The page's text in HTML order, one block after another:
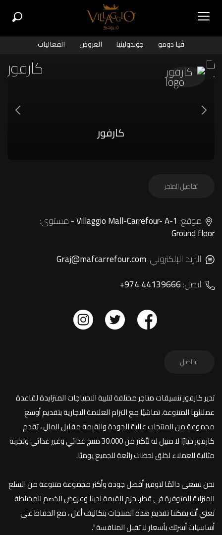
ڤيا دومو جوندولينيا العروض الفعاليات
كارفور
تفاصيل المتجر
موقع: مستوى:
Ground floor
البريد الإلكتروني:Graj@mafcarrefour.com
اتصل:+974 44139666
تفاصيل
تدير كارفور تنسيقات متاجر مختلفة لتلبية الاحتياجات المتزايدة لقاعدة
عملائها المتنوعة. تماشيًا مع التزام العلامة التجارية بتقديم أوسع
مجموعة من المنتجات عالية الجودة والقيمة مقابل المال ، تقدم
كارفور خيارًا لا مثيل له لأكثر من 30.000 منتج غذائي وغير غذائي وتجربة
مثالية للعملاء لخلق لحظات رائعة للجميع يوميًا.
نحن نسعى دائمًا لتوفير أفضل جودة وأكثر مجموعة متنوعة من السلع
المنزلية المتوفرة في قطر. حزم القيمة لدينا وعروض الخصم المختلطة
تعني أنه يمكننا تقديم هذه المنتجات بتكاليف أقل ، مع الحفاظ على
أساسيات أسرتك بأسعار لا تقبل المنافسة ".